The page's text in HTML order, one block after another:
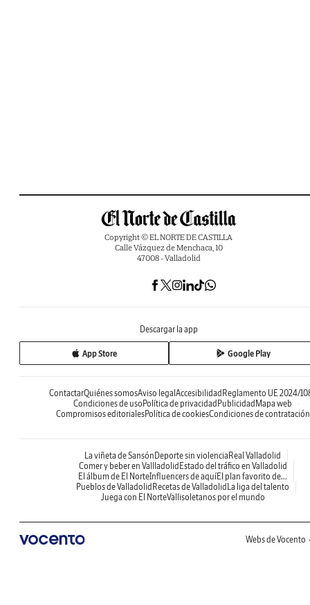
Copyright © EL NORTE DE CASTILLA
Calle Vázquez de Menchaca, 10
47008 - Valladolid
Descargar la app
App Store Google Play
ContactarQuiénes somosAviso legal Accesibilidad Reglamento UE 2024/
Condiciones de uso Política de privacidad Publicidad Mapa web
Compromisos editorialesPolítica de cookiesCondiciones de contratación
La viñeta de Sansón Deporte sin violencia Real Valladolid
Comer y beber en Vallladolid Estado del tráfico en Valladolid
El álbum de El NorteInfluencers de aquíEl plan favorito de...
Pueblos de Valladolid Recetas de Valladolid La liga del talento
Juega con El NorteVallisoletanos por el mundo
Webs de Vocento